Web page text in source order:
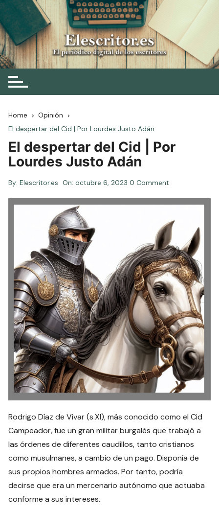
Skip
to
content
Elescritor.es
El periódico digital de los escritores
Home
Opinión
El despertar del Cid | Por Lourdes Justo Adán
El despertar del Cid | Por
Lourdes Justo Adán
By: Elescritor.es On:octubre 6, 2023 0 Comment
Rodrigo Díaz de Vivar (s.XI), más conocido como el Cid
Campeador, fue un gran militar burgalés que trabajó a
las órdenes de diferentes caudillos, tanto cristianos
como musulmanes, a cambio de un pago. Disponía de
sus propios hombres armados. Por tanto, podría
decirse que era un mercenario autónomo que actuaba
conforme a sus intereses.